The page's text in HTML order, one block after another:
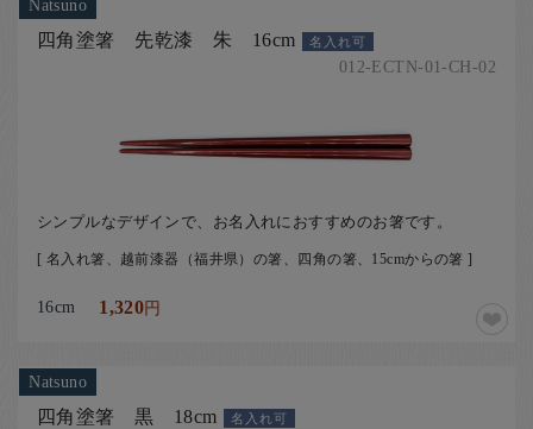
Natsuno
四角塗箸 先乾漆 朱 16cm 名入れ可
012-ECTN-01-CH-02
シンプルなデザインで、お名入れにおすすめのお箸です。
[ 名入れ箸、越前漆器（福井県）の箸、四角の箸、15cmからの箸 ]
16cm 1,320円
Natsuno
四角塗箸 黒 18cm 名入れ可